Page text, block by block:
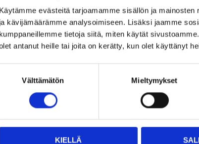
Käytämme evästeitä tarjoamamme sisällön ja
ja kävijämäärämme analysoimiseen. Lisäksi jaamme
kumppaneillemme tietoja siitä, miten käytät
antanut heille tai joita on kerätty, kun olet käyttänyt
Välttämätön Mieltymykset
KIELLÄ